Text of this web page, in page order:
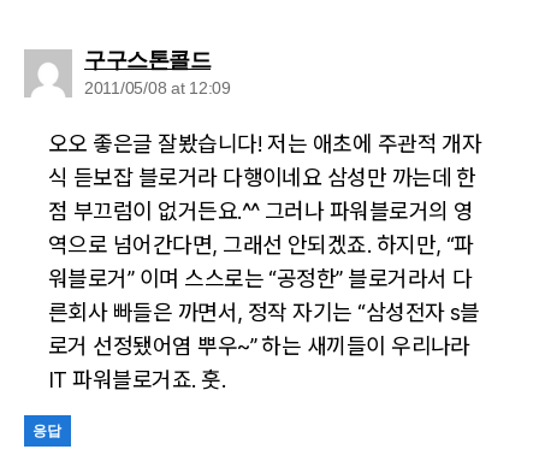
구구스톤콜드says:
2011/05/08 at 12:09
오오 좋은글 잘봤습니다! 저는 애초에 주관적 개자
식 듣보잡 블로거라 다행이네요 삼성만 까는데 한
점 부끄럼이 없거든요.^^ 그러나 파워블로거의 영
역으로 넘어간다면, 그래선 안되겠죠. 하지만, “파
워블로거” 이며 스스로는 “공정한” 블로거라서 다
른회사 빠들은 까면서, 정작 자기는 “삼성전자 s블
로거 선정됐어염 뿌우~” 하는 새끼들이 우리나라
IT 파워블로거죠. 훗.
응답